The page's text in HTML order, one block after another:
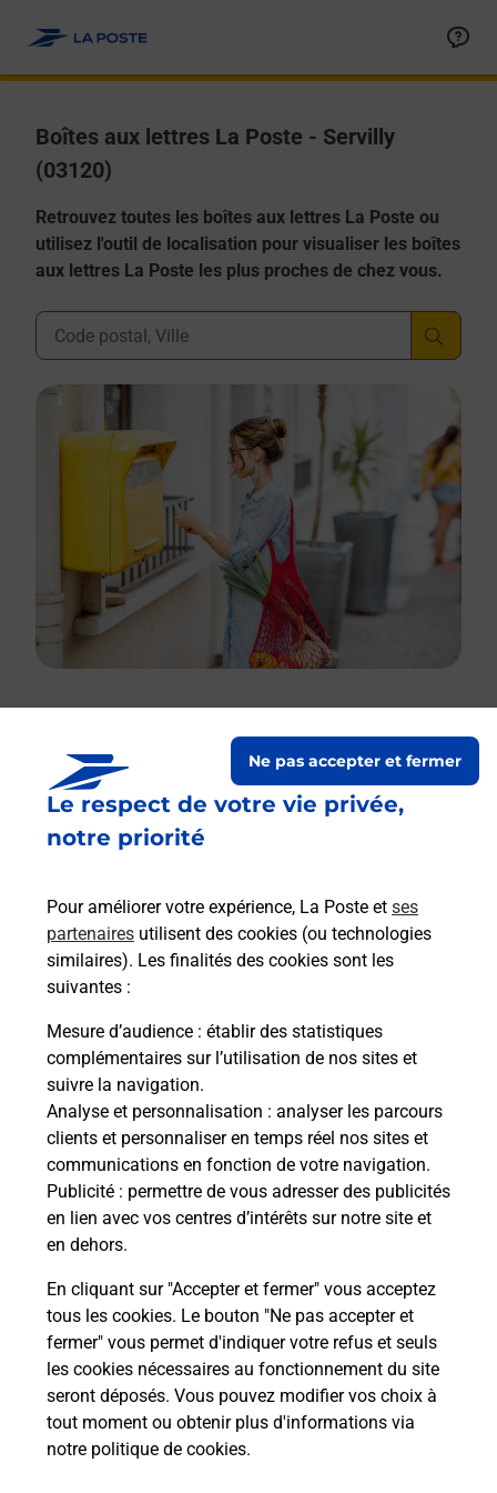
Le respect de votre vie privée,
notre priorité
Pour améliorer votre expérience, La Poste et ses
partenaires utilisent des cookies (ou technologies
similaires). Les finalités des cookies sont les
suivantes :
Mesure d’audience : établir des statistiques
complémentaires sur l’utilisation de nos sites et
suivre la navigation.
Analyse et personnalisation : analyser les parcours
clients et personnaliser en temps réel nos sites et
communications en fonction de votre navigation.
Publicité : permettre de vous adresser des publicités
en lien avec vos centres d’intérêts sur notre site et
en dehors.
En cliquant sur "Accepter et fermer" vous acceptez
tous les cookies. Le bouton "Ne pas accepter et
fermer" vous permet d'indiquer votre refus et seuls
les cookies nécessaires au fonctionnement du site
seront déposés. Vous pouvez modifier vos choix à
tout moment ou obtenir plus d'informations via
notre politique de cookies.
Ne pas accepter et fermer
Boîtes aux lettres La Poste - Servilly
(03120)
Retrouvez toutes les boîtes aux lettres La Poste ou
utilisez l'outil de localisation pour visualiser les boîtes
aux lettres La Poste les plus proches de chez vous.
Ville, Département, Code Postal
Boîte aux lettres La Poste
Prochaine collecte du courrier vendredi
09h30
03120 Servilly
Le lien s'ouvre dans un nouvel onglet
Boîte aux lettres La Poste
Prochaine collecte du courriervendredià
09h30
La Brosse
03120 Servilly
Le lien s'ouvre dans un nouvel onglet
Localiser Liste Boîtes aux lettres Allier